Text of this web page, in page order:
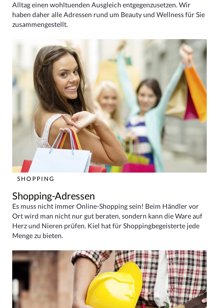
Alltag einen wohltuenden Ausgleich entgegenzusetzen. Wir
haben daher alle Adressen rund um Beauty und Wellness für Sie
zusammengestellt.
SHOPPING
Shopping-Adressen
Es muss nicht immer Online-Shopping sein! Beim Händler vor
Ort wird man nicht nur gut beraten, sondern kann die Ware auf
Herz und Nieren prüfen. Kiel hat für Shoppingbegeisterte jede
Menge zu bieten.